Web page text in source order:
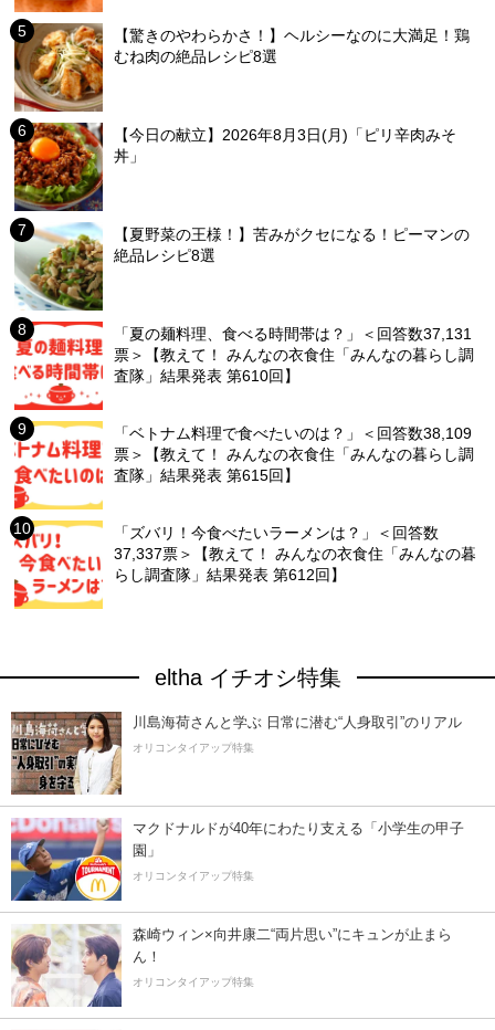
【驚きのやわらかさ！】ヘルシーなのに大満足！鶏
むね肉の絶品レシピ8選
【今日の献立】2026年8月3日(月)「ピリ辛肉みそ
丼」
【夏野菜の王様！】苦みがクセになる！ピーマンの
絶品レシピ8選
「夏の麺料理、食べる時間帯は？」＜回答数37,131
票＞【教えて！ みんなの衣食住「みんなの暮らし調
査隊」結果発表 第610回】
「ベトナム料理で食べたいのは？」＜回答数38,109
票＞【教えて！ みんなの衣食住「みんなの暮らし調
査隊」結果発表 第615回】
「ズバリ！今食べたいラーメンは？」＜回答数
37,337票＞【教えて！ みんなの衣食住「みんなの暮
らし調査隊」結果発表 第612回】
eltha イチオシ特集
川島海荷さんと学ぶ 日常に潜む“人身取引”のリアル
オリコンタイアップ特集
マクドナルドが40年にわたり支える「小学生の甲子
園」
オリコンタイアップ特集
森崎ウィン×向井康二“両片思い”にキュンが止まら
ん！
オリコンタイアップ特集